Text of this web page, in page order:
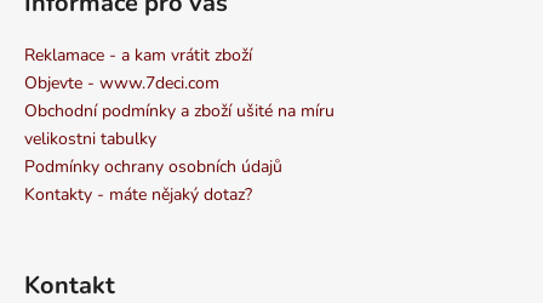
Reklamace - a kam vrátit zboží
Objevte - www.7deci.com
Obchodní podmínky a zboží ušité na míru
velikostni tabulky
Podmínky ochrany osobních údajů
Kontakty - máte nějaký dotaz?
Kontakt